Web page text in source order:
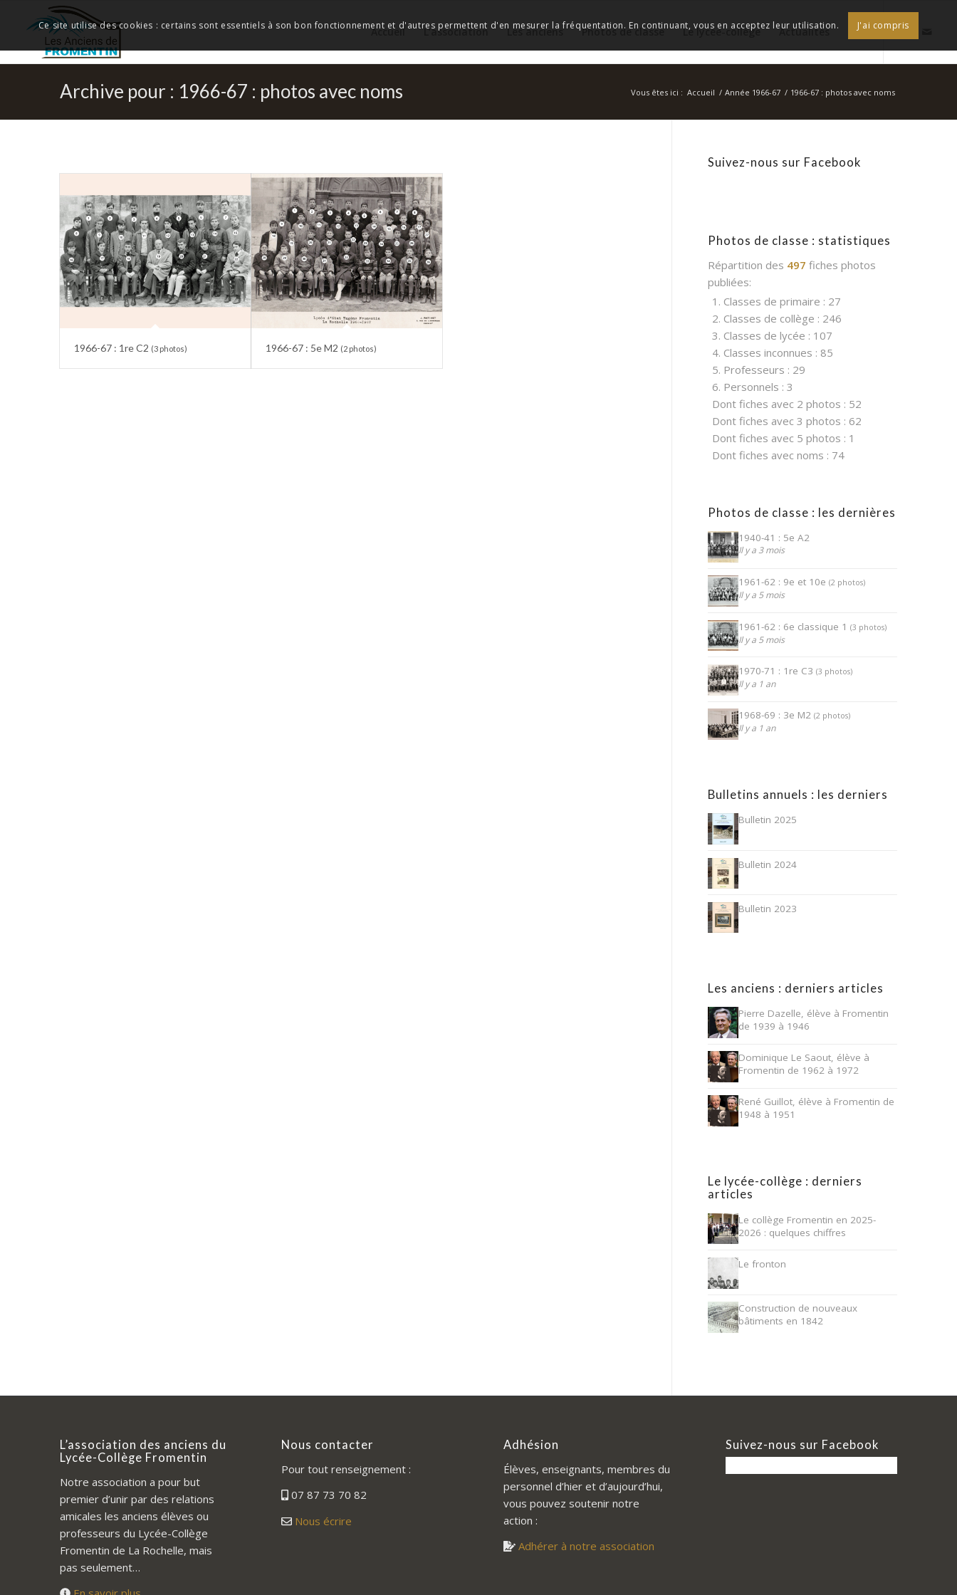
Accueil L’association Les anciens Photos de classe Le lycée-collège Actualités
Archive pour : 1966-67 : photos avec noms Vous êtes ici : Accueil / Année 1966-67 / 1966-67 : photos avec noms
1966-67 : 1re C2 (3 photos) 1966-67 : 5e M2 (2 photos)
Suivez-nous sur Facebook
Photos de classe : statistiques
Répartition des 497 fiches photos
publiées:
1. Classes de primaire : 27
2. Classes de collège : 246
3. Classes de lycée : 107
4. Classes inconnues : 85
5. Professeurs : 29
6. Personnels : 3
Dont fiches avec 2 photos : 52
Dont fiches avec 3 photos : 62
Dont fiches avec 5 photos : 1
Dont fiches avec noms : 74
Photos de classe : les dernières
1940-41 : 5e A2
Il y a 3 mois
1961-62 : 9e et 10e(2 photos)
Il y a 5 mois
1961-62 : 6e classique 1(3 photos)
Il y a 5 mois
1970-71 : 1re C3(3 photos)
Il y a 1 an
1968-69 : 3e M2(2 photos)
Il y a 1 an
Bulletins annuels : les derniers
Bulletin 2025
Bulletin 2024
Bulletin 2023
Les anciens : derniers articles
Pierre Dazelle, élève à Fromentin
de 1939 à 1946
Dominique Le Saout, élève à
Fromentin de 1962 à 1972
René Guillot, élève à Fromentin de
1948 à 1951
Le lycée-collège : derniers
articles
Le collège Fromentin en 2025-
2026 : quelques chiffres
Le fronton
Construction de nouveaux
bâtiments en 1842
L’association des anciens du
Lycée-Collège Fromentin
Notre association a pour but
premier d’unir par des relations
amicales les anciens élèves ou
professeurs du Lycée-Collège
Fromentin de La Rochelle, mais
pas seulement…
Nous contacter
Pour tout renseignement :
07 87 73 70 82
Nous écrire
Adhésion
Élèves, enseignants, membres du
personnel d’hier et d’aujourd’hui,
vous pouvez soutenir notre
action :
Adhérer à notre association
Suivez-nous sur Facebook
Ce site utilise des cookies : certains sont essentiels à son bon fonctionnement et d'autres permettent d'en mesurer la fréquentation. En continuant, vous en acceptez leur utilisation. J'ai compris